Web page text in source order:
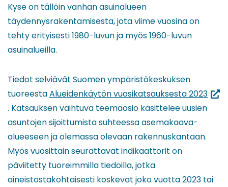
Kyse on tällöin vanhan asuinalueen
täydennysrakentamisesta, jota viime vuosina on
tehty erityisesti 1980-luvun ja myös 1960-luvun
asuinalueilla.
Tiedot selviävät Suomen ympäristökeskuksen
tuoreestaAlueidenkäytön vuosikatsauksesta 2023
. Katsauksen vaihtuva teemaosio käsittelee uusien
asuntojen sijoittumista suhteessa asemakaava-
alueeseen ja olemassa olevaan rakennuskantaan.
Myös vuosittain seurattavat indikaattorit on
päviitetty tuoreimmilla tiedoilla, jotka
aineistostakohtaisesti koskevat joko vuotta 2023 tai